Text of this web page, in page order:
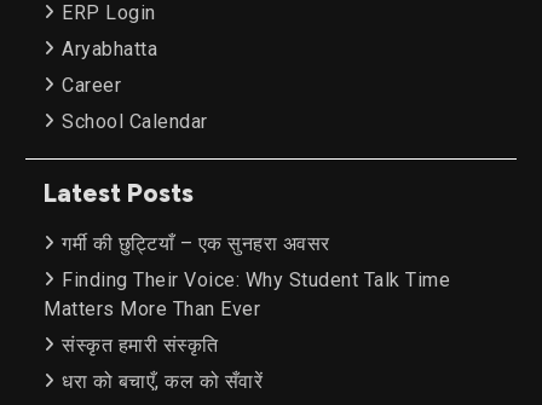
ERP Login
Aryabhatta
Career
School Calendar
Latest Posts
गर्मी की छुट्टियाँ – एक सुनहरा अवसर
Finding Their Voice: Why Student Talk Time
Matters More Than Ever
संस्कृत हमारी संस्कृति
धरा को बचाएँ, कल को सँवारें